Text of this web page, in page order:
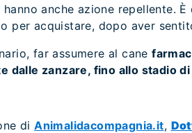
anche azione repellente.
per acquistare, dopo aver
far assumere al cane
dalle zanzare, fino allo stadio
diAnimalidacompagnia.it,